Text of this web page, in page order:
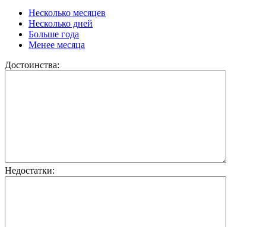
Несколько месяцев
Несколько дней
Больше года
Менее месяца
Достоинства:
Недостатки: